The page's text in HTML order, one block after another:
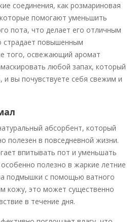
соединения, как розмариновая
помогают уменьшить
пота, что делает его отличным
страдает повышенным
того, освежающий аромат
любой запах, который
и вы почувствуете себя свежим и
абсорбент, который
полезен в повседневной жизни.
впитывать пот и уменьшать
полезно в жаркие летние
подмышки с помощью ватного
кожу, это может существенно
в течение дня.